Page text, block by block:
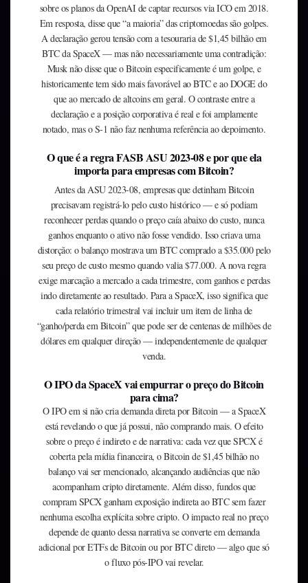
sobre os planos da OpenAI de captar recursos via ICO em 2018.
Em resposta, disse que “a maioria” das criptomoedas são golpes.
A declaração gerou tensão com a tesouraria de $1,45 bilhão em
BTC da SpaceX — mas não necessariamente uma contradição:
Musk não disse que o Bitcoin especificamente é um golpe, e
historicamente tem sido mais favorável ao BTC e ao DOGE do
que ao mercado de altcoins em geral. O contraste entre a
declaração e a posição corporativa é real e foi amplamente
notado, mas o S-1 não faz nenhuma referência ao depoimento.
O que é a regra FASB ASU 2023-08 e por que ela
importa para empresas com Bitcoin?
Antes da ASU 2023-08, empresas que detinham Bitcoin
precisavam registrá-lo pelo custo histórico — e só podiam
reconhecer perdas quando o preço caía abaixo do custo, nunca
ganhos enquanto o ativo não fosse vendido. Isso criava uma
distorção: o balanço mostrava um BTC comprado a $35.000 pelo
seu preço de custo mesmo quando valia $77.000. A nova regra
exige marcação a mercado a cada trimestre, com ganhos e perdas
indo diretamente ao resultado. Para a SpaceX, isso significa que
cada relatório trimestral vai incluir um item de linha de
“ganho/perda em Bitcoin” que pode ser de centenas de milhões de
dólares em qualquer direção — independentemente de qualquer
venda.
O IPO da SpaceX vai empurrar o preço do Bitcoin
para cima?
O IPO em si não cria demanda direta por Bitcoin — a SpaceX
está revelando o que já possui, não comprando mais. O efeito
sobre o preço é indireto e de narrativa: cada vez que SPCX é
coberta pela mídia financeira, o Bitcoin de $1,45 bilhão no
balanço vai ser mencionado, alcançando audiências que não
acompanham cripto diretamente. Além disso, fundos que
compram SPCX ganham exposição indireta ao BTC sem fazer
nenhuma escolha explícita sobre cripto. O impacto real no preço
depende de quanto dessa narrativa se converte em demanda
adicional por ETFs de Bitcoin ou por BTC direto — algo que só
o fluxo pós-IPO vai revelar.